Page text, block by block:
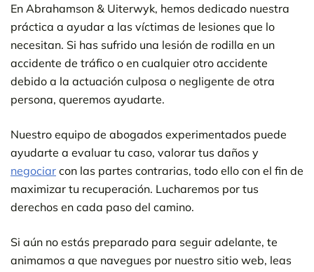
En Abrahamson & Uiterwyk, hemos dedicado nuestra
práctica a ayudar a las víctimas de lesiones que lo
necesitan. Si has sufrido una lesión de rodilla en un
accidente de tráfico o en cualquier otro accidente
debido a la actuación culposa o negligente de otra
persona, queremos ayudarte.
Nuestro equipo de abogados experimentados puede
ayudarte a evaluar tu caso, valorar tus daños y
negociar con las partes contrarias, todo ello con el fin de
maximizar tu recuperación. Lucharemos por tus
derechos en cada paso del camino.
Si aún no estás preparado para seguir adelante, te
animamos a que navegues por nuestro sitio web, leas